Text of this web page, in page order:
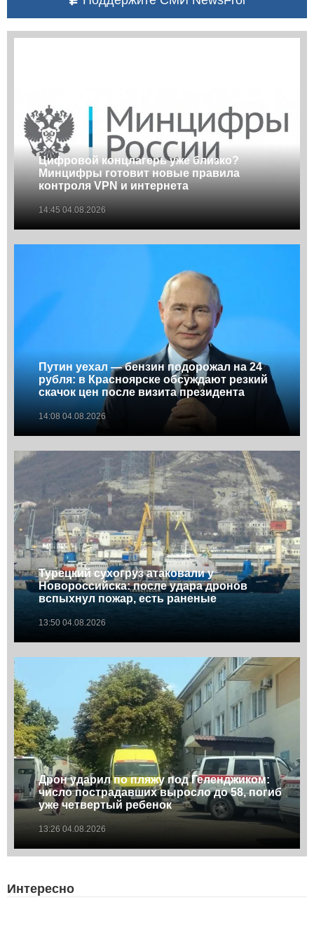
Цифровой концлагерь уже близко?
Минцифры готовит новые правила
контроля VPN и интернета
14:45 04.08.2026
Путин уехал — бензин подорожал на 24
рубля: в Красноярске обсуждают резкий
скачок цен после визита президента
14:08 04.08.2026
Турецкий сухогруз атаковали у
Новороссийска: после удара дронов
вспыхнул пожар, есть раненые
13:50 04.08.2026
Дрон ударил по пляжу под Геленджиком:
число пострадавших выросло до 58, погиб
уже четвертый ребенок
13:26 04.08.2026
Интересно